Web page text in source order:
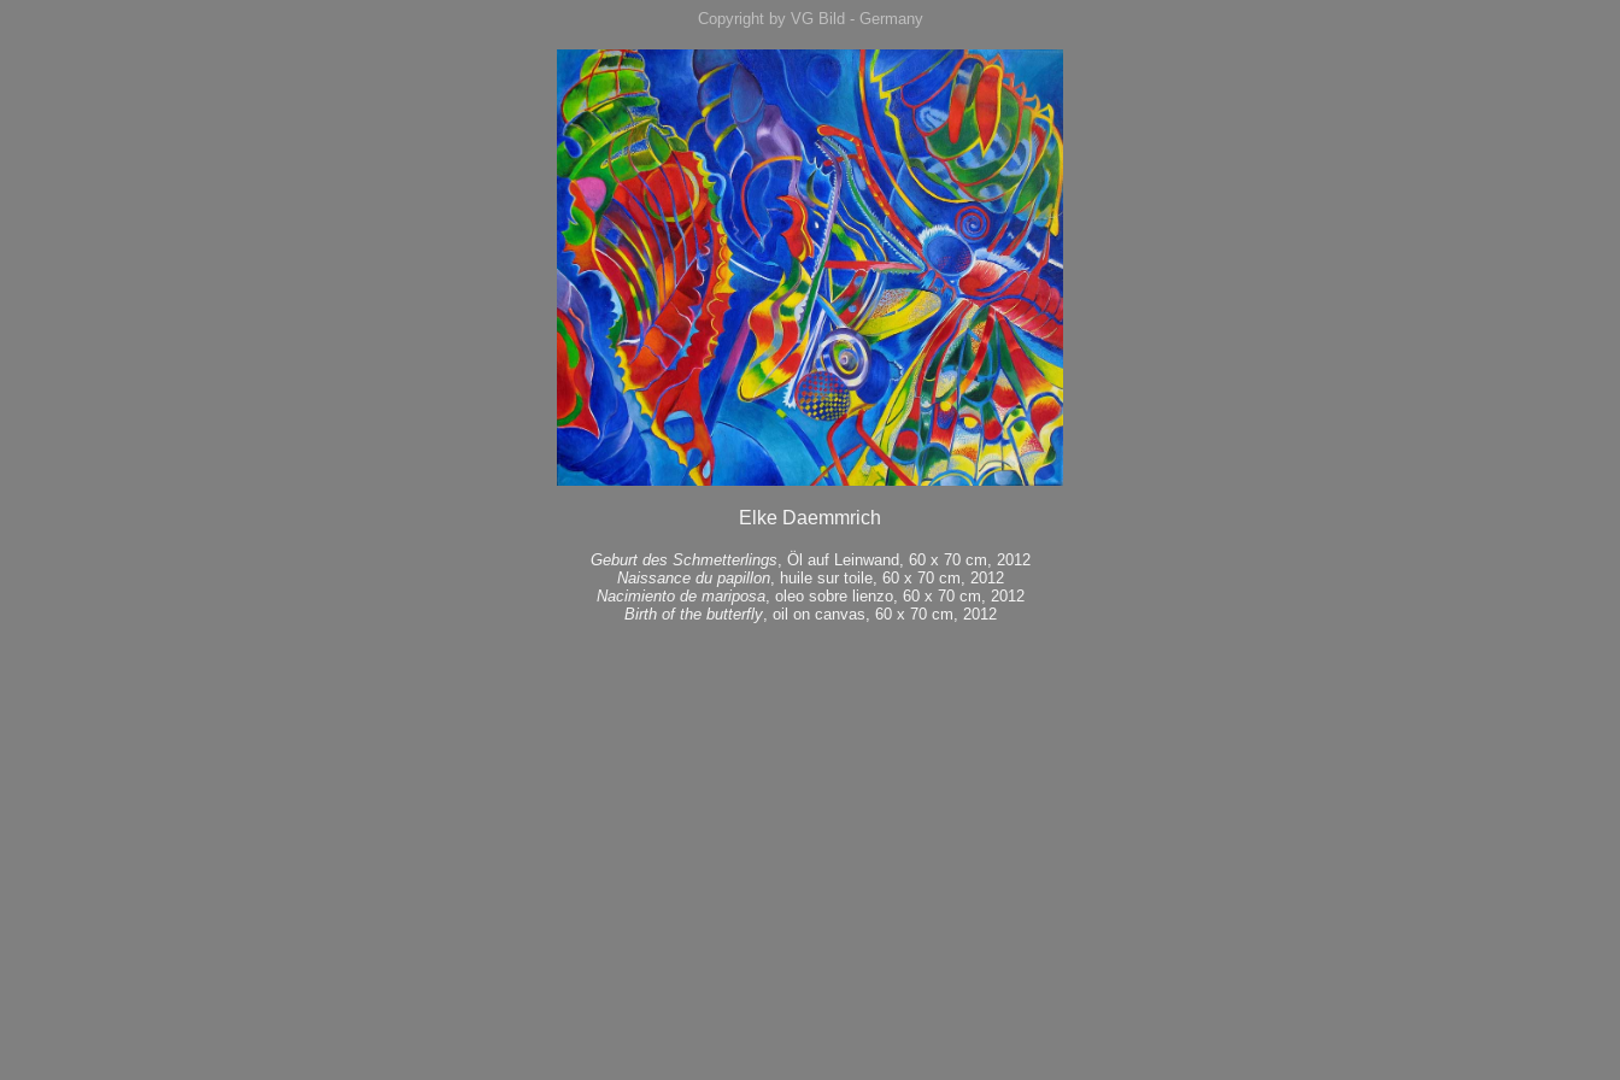
Copyright by VG Bild - Germany
Elke Daemmrich
Geburt des Schmetterlings, Öl auf Leinwand, 60 x 70 cm, 2012
Naissance du papillon, huile sur toile, 60 x 70 cm, 2012
Nacimiento de mariposa, oleo sobre lienzo, 60 x 70 cm, 2012
Birth of the butterfly, oil on canvas, 60 x 70 cm, 2012